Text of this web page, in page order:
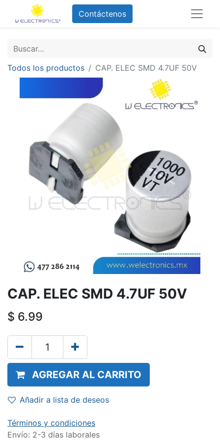
Contáctenos
Todos los productos CAP. ELEC SMD 4.7UF 50V
CAP. ELEC SMD 4.7UF 50V
$ 6.99
AGREGAR AL CARRITO
Añadir a lista de deseos
Términos y condiciones
Envío: 2-3 días laborales